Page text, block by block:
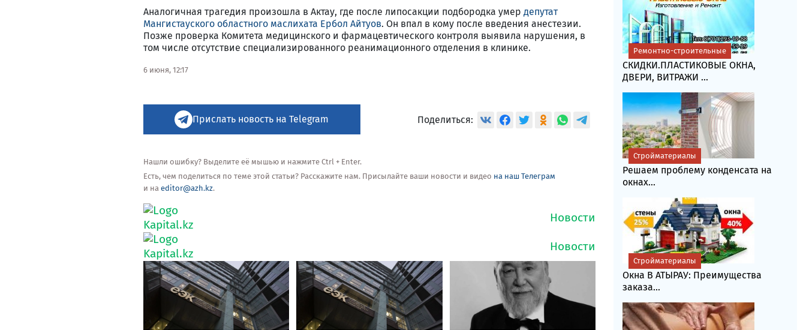
Аналогичная трагедия произошла в Актау, где после липосакции подбородка умер депутат
Мангистауского областного маслихата Ербол Айтуов. Он впал в кому после введения анестезии.
Позже проверка Комитета медицинского и фармацевтического контроля выявила нарушения, в
том числе отсутствие специализированного реанимационного отделения в клинике.
6 июня, 12:17
Прислать новость на Telegram Поделиться:
Нашли ошибку? Выделите её мышью и нажмите Ctrl + Enter.
Есть, чем поделиться по теме этой статьи? Расскажите нам. Присылайте ваши новости и видео на наш Телеграм
и на editor@azh.kz.
СКИДКИ.ПЛАСТИКОВЫЕ ОКНА,
ДВЕРИ, ВИТРАЖИ ...
Ремонтно-строительные
Решаем проблему конденсата на
окнах...
Стройматериалы
Окна В АТЫРАУ: Преимущества
заказа...
Стройматериалы